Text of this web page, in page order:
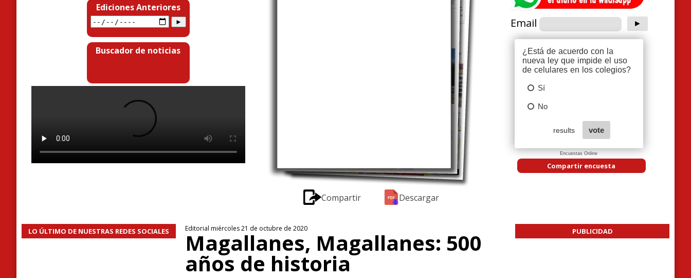
Ediciones Anteriores
Buscador de noticias
Compartir Descargar
Email
Encuestas Online
Compartir encuesta
LO ÚLTIMO DE NUESTRAS REDES SOCIALES Editorial miércoles 21 de octubre de 2020
Magallanes, Magallanes: 500
años de historia
PUBLICIDAD